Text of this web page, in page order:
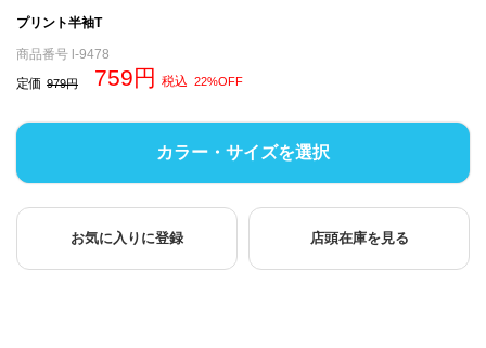
プリント半袖T
商品番号 l-9478
定価 979 759 税込 22%OFF
カラー・サイズを選択
お気に入りに登録 店頭在庫を見る